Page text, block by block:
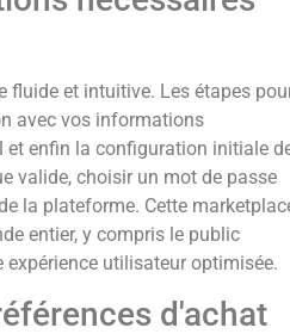
fluide et intuitive. Les étapes
avec vos informations
et enfin la configuration initiale
valide, choisir un mot de passe
la plateforme. Cette
entier, y compris le public
utilisateur optimisée.
d'achat